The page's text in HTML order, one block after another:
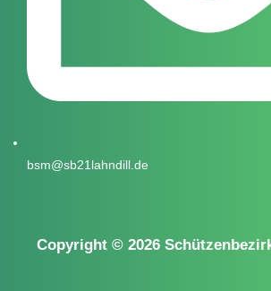
bsm@sb21lahndill.de
Copyright © 2026